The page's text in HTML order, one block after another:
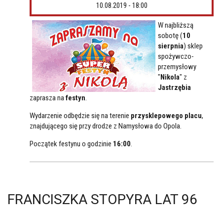
10.08.2019 - 18:00
W najbliższą
sobotę (10
sierpnia) sklep
spożywczo-
przemysłowy
"Nikola" z
Jastrzębia
zaprasza na festyn
Wydarzenie odbędzie się na terenie przysklepowego placu,
znajdującego się przy drodze z Namysłowa do Opola.
Początek festynu o godzinie 16:00
FRANCISZKA STOPYRA LAT 96